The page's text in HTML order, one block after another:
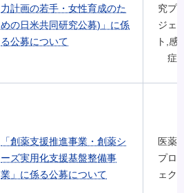
力計画の若手・女性育成のた
めの日米共同研究公募)」に係
る公募について
究プ
ジェ
ト,感
症
「創薬支援推進事業・創薬シ
ーズ実用化支援基盤整備事
業」に係る公募について
医薬
プロ
ェク